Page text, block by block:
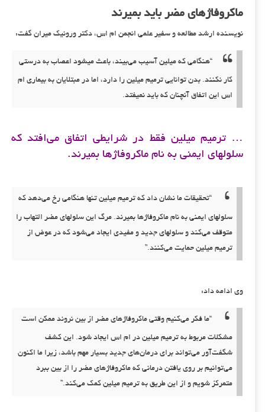
ماکروفاژهای مضر باید بمیرند
نویسنده ارشد مطالعه و سفیر علمی انجمن ام اس، دکتر ورونیک میران گفت:
“هنگامی که میلین آسیب می‌بیند، باعث میشود اعصاب به درستی
کار نکنند. بدن توانایی ترمیم میلین را دارد، اما در مبتلایان به بیماری ام
اس این اتفاق آنچنان که باید نمیفتد.
… ترمیم میلین فقط در شرایطی اتفاق می‌افتد که
سلولهای ایمنی به نام ماکروفاژها بمیرند.
“تحقیقات ما نشان داد که ترمیم میلین تنها هنگامی رخ می‌دهد که
سلولهای ایمنی به نام ماکروفاژها بمیرند. مرگ این سلولهای مضر التهاب را
متوقف می‌کند و سلولهای جدید و مفیدی ایجاد می‌شود که در عوض از
ترمیم میلین حمایت می‌کنند.”
وی ادامه داد:
“ما فکر می‌کنیم وقتی ماکروفاژهای مضر از بین نروند ممکن است
مشکلات مربوط به ترمیم میلین در ام اس ایجاد شود. این کشف
شگفت‌آور می‌تواند برای درمان‌های جدید بسیار مهم باشد، زیرا ما اکنون
می‌توانیم بر روی یافتن درمانی که ماکروفاژهای مضر را از بین ببرد
متمرکز شویم و از این طریق به ترمیم میلین کمک می‌کند.”